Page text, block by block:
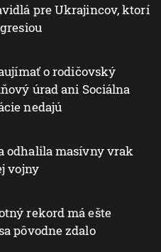
pre Ukrajincov, ktorí
o rodičovský
úrad ani Sociálna
nedajú
odhalila masívny vrak
vojny
rekord má ešte
pôvodne zdalo